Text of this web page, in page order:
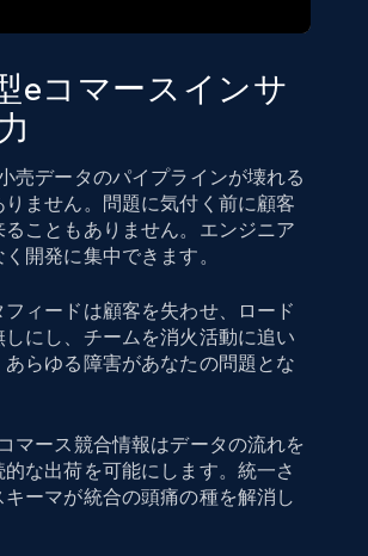
eコマースインサ
売データのパイプラインが壊れる
りません。問題に気付く前に顧客
こともありません。エンジニア
開発に集中できます。
ィードは顧客を失わせ、ロード
しにし、チームを消火活動に追い
らゆる障害があなたの問題とな
マース競合情報はデータの流れを
な出荷を可能にします。統一さ
ーマが統合の頭痛の種を解消し